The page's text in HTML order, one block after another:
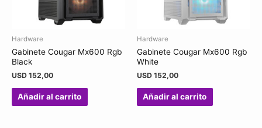
Hardware
Gabinete Cougar Mx600 Rgb
Black
USD 152,00
Añadir al carrito
Hardware
Gabinete Cougar Mx600 Rgb
White
USD 152,00
Añadir al carrito